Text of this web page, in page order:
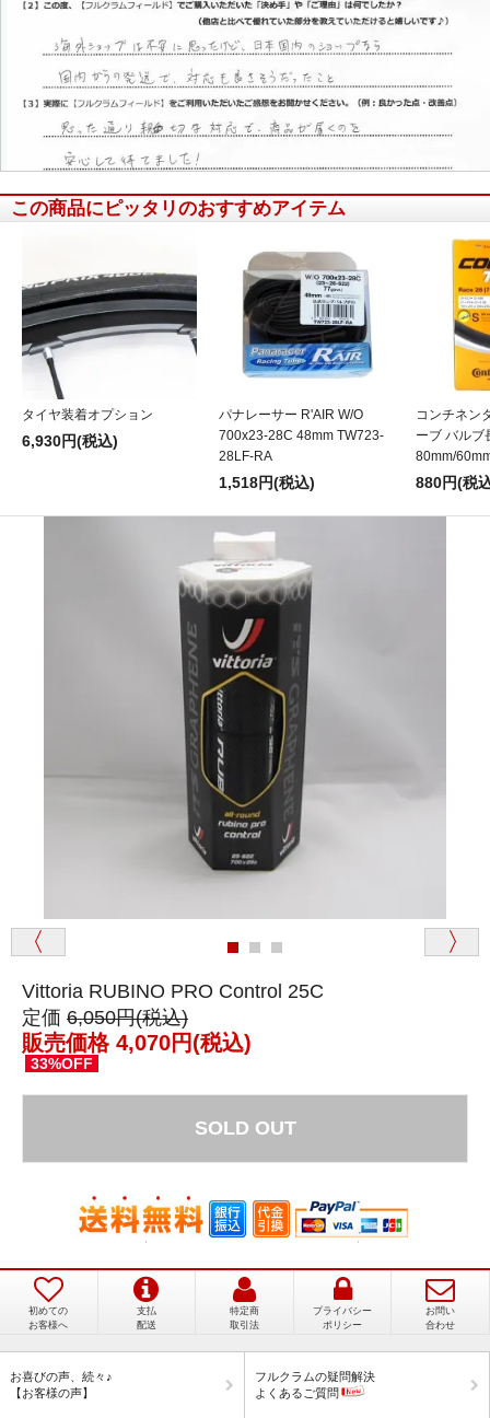
信頼できると思いました
満足なお買い物ができました
この商品にピッタリのおすすめアイテム
タイヤ装着オプション
6,930円(税込)
パナレーサー R'AIR W/O
700x23-28C 48mm TW723-
28LF-RA
1,518円(税込)
コンチネン
ーブ バルブ
80mm/
880円(税
Vittoria RUBINO PRO Control 25C
定価 6,050円(税込)
販売価格 4,070円(税込)
33%OFF
SOLD OUT
初めての
お客様へ
支払
配送
特定商
取引法
プライバシー
ポリシー
お問い
合わせ
お喜びの声、続々♪
【お客様の声】
フルクラムの疑問解決
よくあるご質問